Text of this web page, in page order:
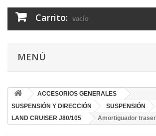
Carrito: vacío
MENÚ
ACCESORIOS GENERALES
SUSPENSIÓN Y DIRECCIÓN
SUSPENSIÓN
LAND CRUISER J80/105
Amortiguador